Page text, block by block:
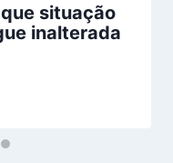
situação
inalterada